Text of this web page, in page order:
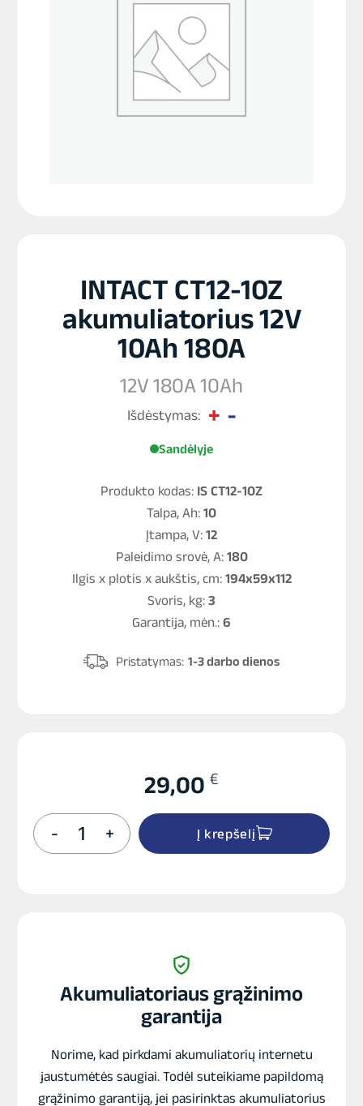
INTACT CT12-10Z
akumuliatorius 12V
10Ah 180A
12V 180A 10Ah
Išdėstymas:
Sandėlyje
Produkto kodas: IS CT12-10Z
Talpa, Ah: 10
Įtampa, V: 12
Paleidimo srovė, A: 180
Ilgis x plotis x aukštis, cm: 194x59x112
Svoris, kg: 3
Garantija, mėn.: 6
Pristatymas: 1-3 darbo dienos
29,00 €
-
produkto
kiekis:
INTACT
+ Į krepšelį
Akumuliatoriaus grąžinimo
garantija
Norime, kad pirkdami akumuliatorių internetu
jaustumėtės saugiai. Todėl suteikiame papildomą
grąžinimo garantiją, jei pasirinktas akumuliatorius